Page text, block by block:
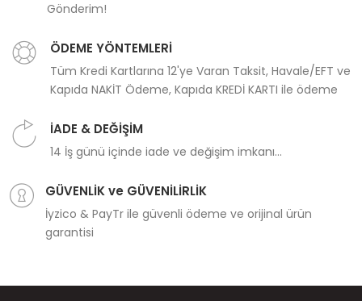
Gönderim!
ÖDEME YÖNTEMLERİ
Tüm Kredi Kartlarına 12'ye Varan Taksit, Havale/EFT ve
Kapıda NAKİT Ödeme, Kapıda KREDİ KARTI ile ödeme
İADE & DEĞİŞİM
14 İş günü içinde iade ve değişim imkanı...
GÜVENLİK ve GÜVENİLİRLİK
İyzico & PayTr ile güvenli ödeme ve orijinal ürün
garantisi